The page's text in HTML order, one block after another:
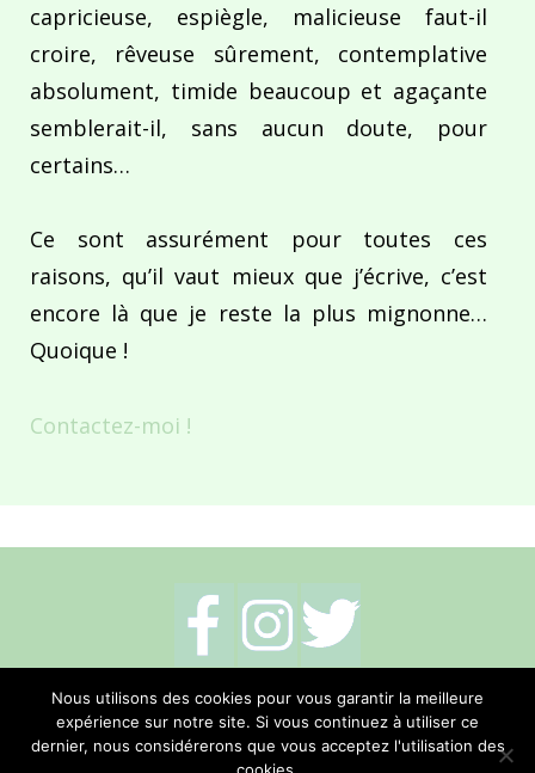
capricieuse, espiègle, malicieuse faut-il
croire, rêveuse sûrement, contemplative
absolument, timide beaucoup et agaçante
semblerait-il, sans aucun doute, pour
certains…
Ce sont assurément pour toutes ces
raisons, qu’il vaut mieux que j’écrive, c’est
encore là que je reste la plus mignonne…
Quoique !
Contactez-moi !
Mentions légales- Politique de cookies-
Me contacter
Nous utilisons des cookies pour vous garantir la meilleure
expérience sur notre site. Si vous continuez à utiliser ce
dernier, nous considérerons que vous acceptez l'utilisation des